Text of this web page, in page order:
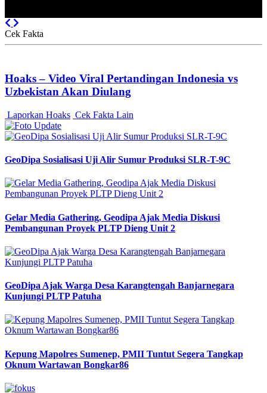
Previous
Cek Fakta
Hoaks – Video Viral Pertandingan Indonesia vs
Uzbekistan Akan Diulang
Laporkan Hoaks Cek Fakta Lain
GeoDipa Sosialisasi Uji Alir Sumur Produksi SLR-T-9C
Gelar Media Gathering, Geodipa Ajak Media Diskusi
Pembangunan Proyek PLTP Dieng Unit 2
GeoDipa Ajak Warga Desa Karangtengah Banjarnegara
Kunjungi PLTP Patuha
Kepung Mapolres Sumenep, PMII Tuntut Segera Tangkap
Oknum Wartawan Bongkar86
Previous
Next